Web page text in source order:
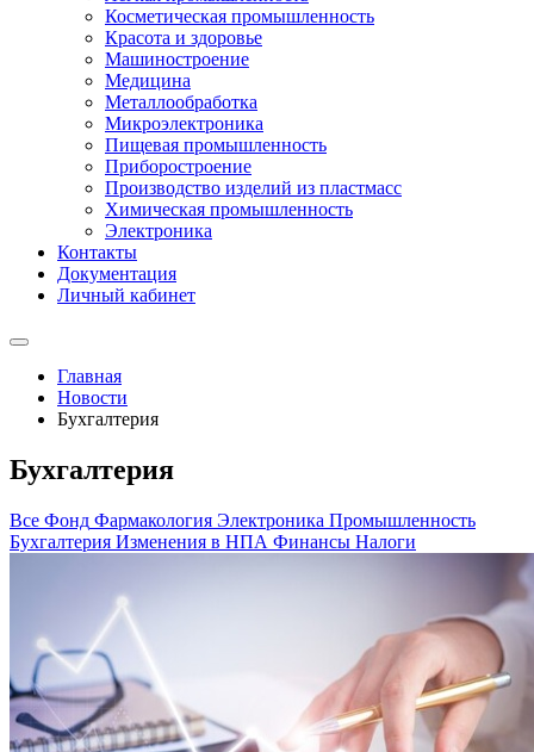
Косметическая промышленность
Красота и здоровье
Машиностроение
Медицина
Металлообработка
Микроэлектроника
Пищевая промышленность
Приборостроение
Производство изделий из пластмасс
Химическая промышленность
Электроника
Контакты
Документация
Личный кабинет
Главная
Новости
Бухгалтерия
Бухгалтерия
Все Фонд Фармакология Электроника Промышленность
Бухгалтерия Изменения в НПА Финансы Налоги